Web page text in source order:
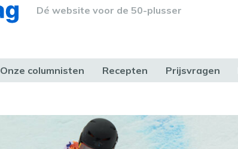
Dé website voor de 50-plusser
Onze columnisten Recepten Prijsvragen